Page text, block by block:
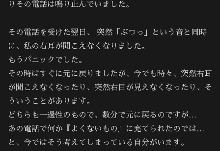
りその電話は鳴り止んでいました。
その電話を受けた翌日、 突然「ぶつっ」という音と同時
に、私の右耳が聞こえなくなりました。
もうパニックでした。
その時はすぐに元に戻りましたが、今でも時々、突然右耳
が聞こえなくなったり、突然右目が見えなくなったり、そ
ういうことがあります。
どちらも一過性のもので、数分で元に戻るのですが…
あの電話で何か『よくないもの』に充てられたのでは…
と、今ではそう考えてしまっている自分がいます。